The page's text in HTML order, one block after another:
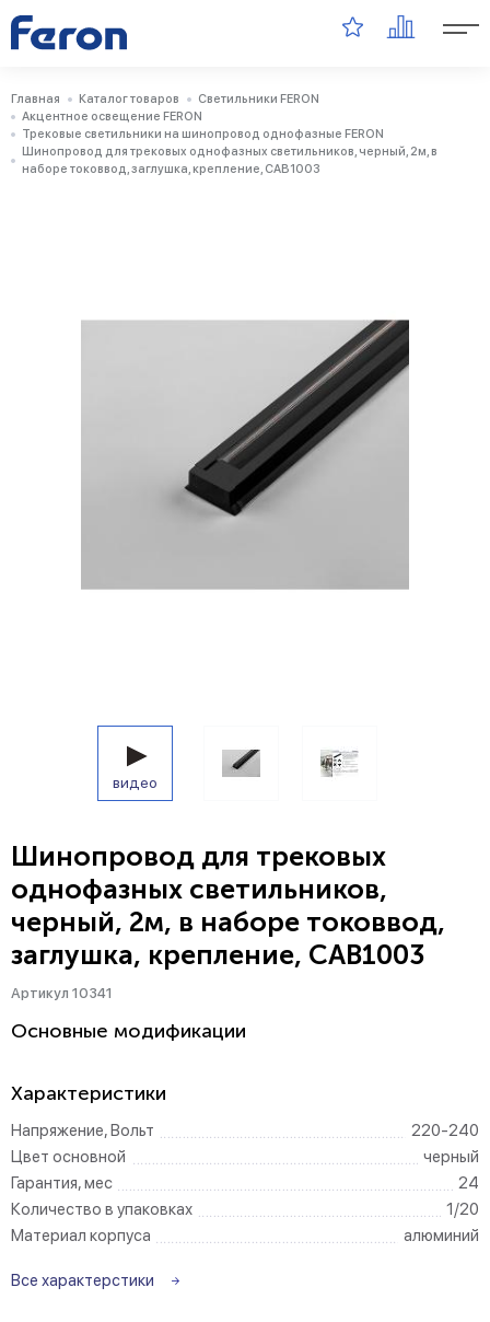
Главная Каталог товаров
Светильники FERON
Акцентное освещение FERON
Трековые светильники на шинопровод однофазные FERON
Шинопровод для трековых однофазных светильников, черный, 2м, в
наборе токоввод, заглушка, крепление, CAB1003
видео
Шинопровод для трековых
однофазных светильников,
черный, 2м, в наборе токоввод,
заглушка, крепление, CAB1003
Артикул 10341
Основные модификации
Характеристики
Напряжение, Вольт
220-240
Цвет основной
черный
Гарантия, мес
24
Количество в упаковках
1/20
Материал корпуса
алюминий
Все характерстики